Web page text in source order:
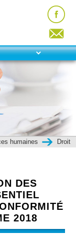
humaines
Droit
DES
2018